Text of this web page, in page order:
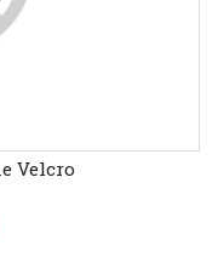
Velcro